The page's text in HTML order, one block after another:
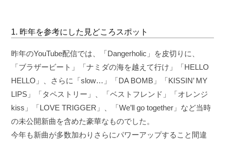
1. 昨年を参考にした見どころスポット
昨年のYouTube配信では、「Dangerholic」を皮切りに、
「ブラザービート」「ナミダの海を越えて行け」「HELLO
HELLO」、さらに「slow…」「DA BOMB」「KISSIN’ MY
LIPS」「タペストリー」、「ベストフレンド」「オレンジ
kiss」「LOVE TRIGGER」、「We’ll go together」など当時
の未公開新曲を含めた豪華なものでした。
今年も新曲が多数加わりさらにパワーアップすること間違